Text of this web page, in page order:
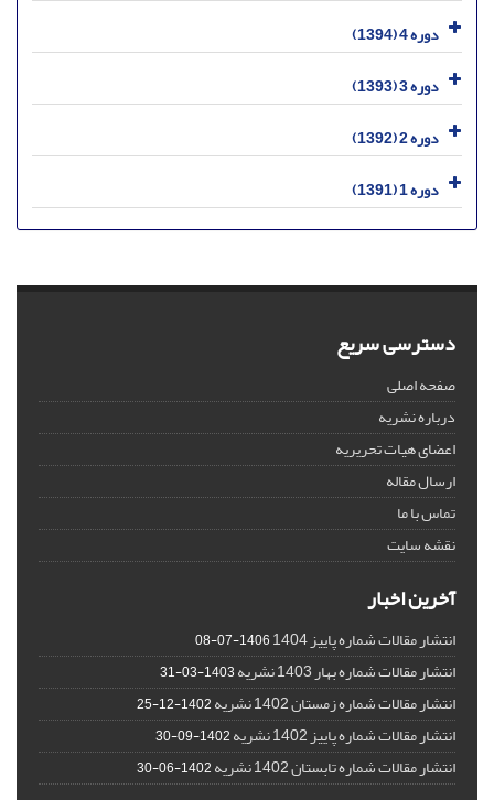
دوره 4 (1394)
دوره 3 (1393)
دوره 2 (1392)
دوره 1 (1391)
دسترسی سریع
صفحه اصلی
درباره نشریه
اعضای هیات تحریریه
ارسال مقاله
تماس با ما
نقشه سایت
آخرین اخبار
انتشار مقالات شماره پاییز 1404 1406-07-08
انتشار مقالات شماره بهار 1403 نشریه 1403-03-31
انتشار مقالات شماره زمستان 1402 نشریه 1402-12-25
انتشار مقالات شماره پاییز 1402 نشریه 1402-09-30
انتشار مقالات شماره تابستان 1402 نشریه 1402-06-30